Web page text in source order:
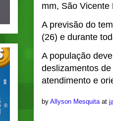
mm, São Vicente
A previsão do
(26) e durante
A população
deslizamentos
atendimento e
by Allyson Mesquita at